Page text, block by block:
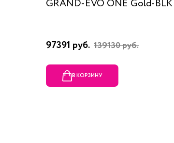
GRAND-EVO ONE Gold-BLK
97391 руб. 139130 руб.
В КОРЗИНУ